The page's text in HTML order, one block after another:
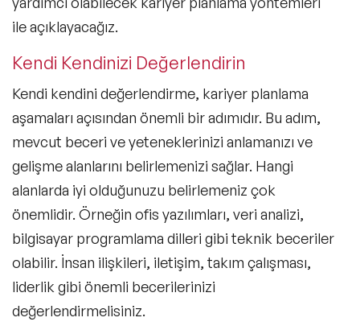
ile açıklayacağız.
Kendi Kendinizi Değerlendirin
Kendi kendini değerlendirme, kariyer planlama
aşamaları açısından önemli bir adımıdır. Bu adım,
mevcut beceri ve yeteneklerinizi anlamanızı ve
gelişme alanlarını belirlemenizi sağlar. Hangi
alanlarda iyi olduğunuzu belirlemeniz çok
önemlidir. Örneğin ofis yazılımları, veri analizi,
bilgisayar programlama dilleri gibi teknik beceriler
olabilir. İnsan ilişkileri, iletişim, takım çalışması,
liderlik gibi önemli becerilerinizi
değerlendirmelisiniz.